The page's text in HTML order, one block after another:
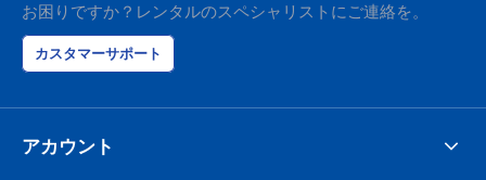
お困りですか？レンタルのスペシャリストにご連絡を。
カスタマーサポート
アカウント